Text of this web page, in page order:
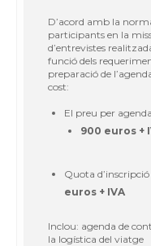
D’acord amb la
participants en la
d’entrevistes
funció dels
preparació de
cost:
El preu per
900 euros +
Quota
euros + IVA
Inclou: agenda de
la logística del viatge